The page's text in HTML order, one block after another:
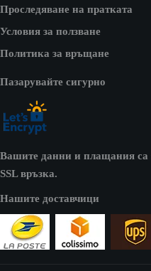
Проследяване на пратката
Условия за ползване
Политика за връщане
Пазарувайте сигурно
Вашите данни и плащания са
SSL връзка.
Нашите доставчици